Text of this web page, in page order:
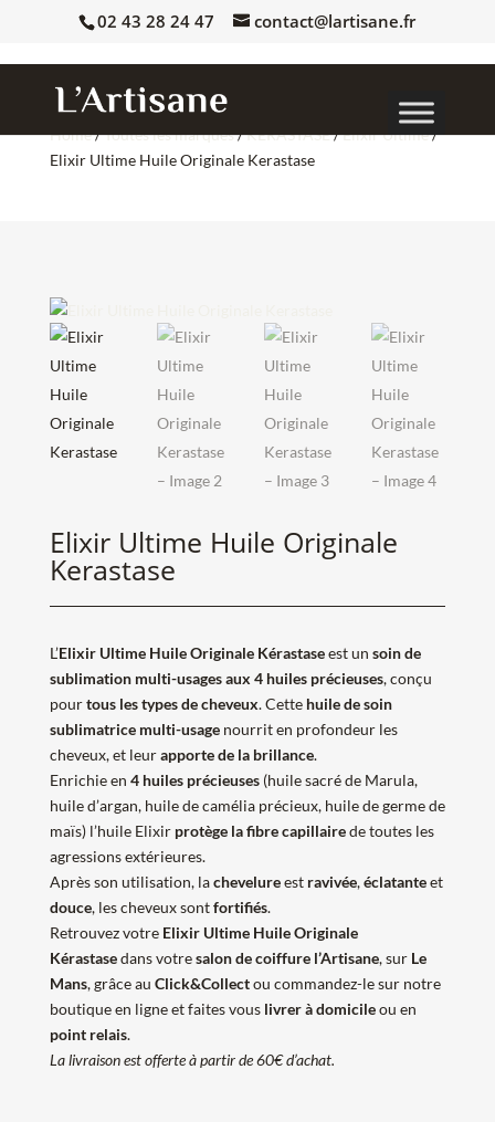
02 43 28 24 47 contact@lartisane.fr
Home/Toutes les marques/KERASTASE/Elixir Ultime/
Elixir Ultime Huile Originale Kerastase
Elixir Ultime Huile Originale
Kerastase
L’Elixir Ultime Huile Originale Kérastaseest un soin de
sublimation multi-usages aux 4 huiles précieuses, conçu
pourtous les types de cheveux. Cette huile de soin
sublimatrice multi-usagenourrit en profondeur les
cheveux, et leurapporte de la brillance.
Enrichie en 4 huiles précieuses(huile sacré de Marula,
huile d’argan, huile de camélia précieux, huile de germe de
maïs) l’huile Elixir protège la fibre capillairede toutes les
agressions extérieures.
Après son utilisation, lachevelureest ravivée,éclatanteet
douce, les cheveux sontfortifiés.
Retrouvez votre Elixir Ultime Huile Originale
Kérastasedans votresalon de coiffure l’Artisane, sur Le
Mans, grâce au Click&Collectou commandez-le sur notre
boutique en ligne et faites vous livrer à domicileou en
point relais.
La livraison est offerte à partir de 60€ d’achat.